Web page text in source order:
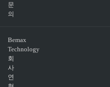
문
의
Bemax
Technology
회
사
연